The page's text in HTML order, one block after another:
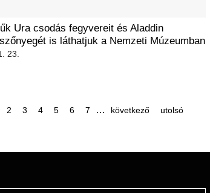
Ura csodás fegyvereit és Aladdin
is láthatjuk a Nemzeti Múzeumban
23.
oldal
2 oldal
3 oldal
4 oldal
5 oldal
6 oldal
7 …
következő
következő
utolsó
utolsó